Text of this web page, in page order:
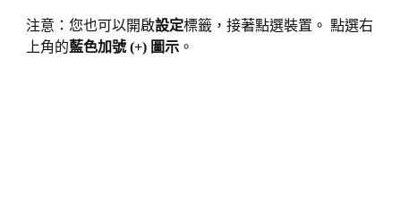
注意：您也可以開啟設定標籤，接著點選裝置。 點選右
上角的藍色加號 (+) 圖示。